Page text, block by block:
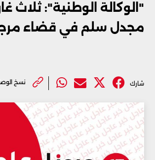
"الوكالة الوطنية": ثلاث
مجدل سلم في قضاء
شارك نسخ